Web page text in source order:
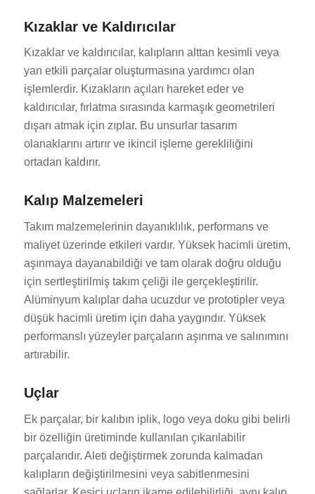
Kızaklar ve Kaldırıcılar
Kızaklar ve kaldırıcılar, kalıpların alttan kesimli veya
yan etkili parçalar oluşturmasına yardımcı olan
işlemlerdir. Kızakların açıları hareket eder ve
kaldırıcılar, fırlatma sırasında karmaşık geometrileri
dışarı atmak için zıplar. Bu unsurlar tasarım
olanaklarını artırır ve ikincil işleme gerekliliğini
ortadan kaldırır.
Kalıp Malzemeleri
Takım malzemelerinin dayanıklılık, performans ve
maliyet üzerinde etkileri vardır. Yüksek hacimli üretim,
aşınmaya dayanabildiği ve tam olarak doğru olduğu
için sertleştirilmiş takım çeliği ile gerçekleştirilir.
Alüminyum kalıplar daha ucuzdur ve prototipler veya
düşük hacimli üretim için daha yaygındır. Yüksek
performanslı yüzeyler parçaların aşınma ve salınımını
artırabilir.
Uçlar
Ek parçalar, bir kalıbın iplik, logo veya doku gibi belirli
bir özelliğin üretiminde kullanılan çıkarılabilir
parçalarıdır. Aleti değiştirmek zorunda kalmadan
kalıpların değiştirilmesini veya sabitlenmesini